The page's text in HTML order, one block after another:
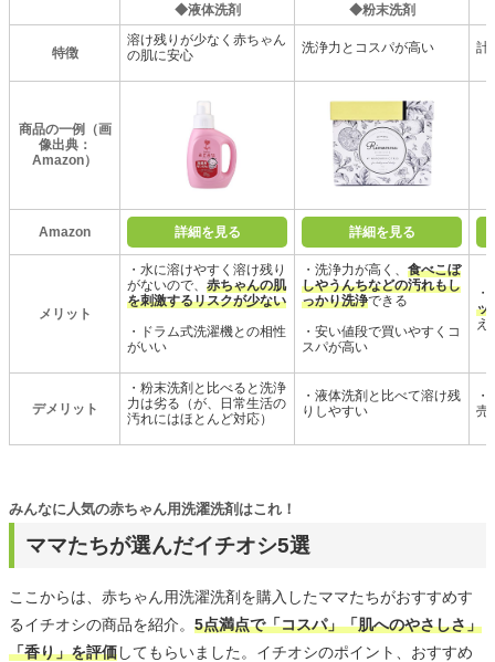
◆液体洗剤 ◆粉末洗剤
特徴
溶け残りが少なく赤ちゃん
の肌に安心
洗浄力とコスパが高い 計
商品の一例（画
像出典：
Amazon）
Amazon 詳細を見る 詳細を見る
メリット
・水に溶けやすく溶け残り
がないので、 赤ちゃんの肌
を刺激するリスクが少ない
・ドラム式洗濯機との相性
がいい
・洗浄力が高く、 食べこぼ
しやうんちなどの汚れもし
っかり洗浄できる
・安い値段で買いやすくコ
スパが高い
ッ
え
デメリット
・粉末洗剤と比べると洗浄
力は劣る（が、日常生活の
汚れにはほとんど対応）
・液体洗剤と比べて溶け残
りしやすい
売
ママたちが選んだイチオシ5選
みんなに人気の赤ちゃん用洗濯洗剤はこれ！
ここからは、赤ちゃん用洗濯洗剤を購入したママたちがおすすめす
るイチオシの商品を紹介。 5点満点で「コスパ」「肌へのやさしさ」
「香り」を評価してもらいました。イチオシのポイント、おすすめ